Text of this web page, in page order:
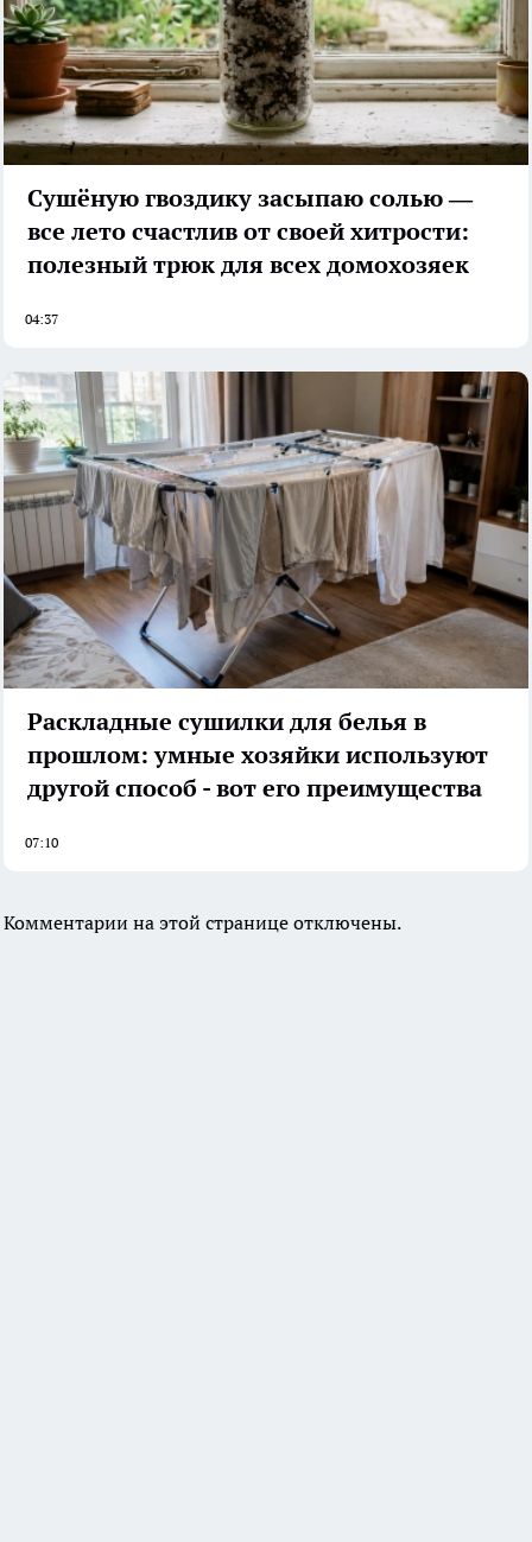
Сушёную гвоздику засыпаю солью —
все лето счастлив от своей хитрости:
полезный трюк для всех домохозяек
04:37
Раскладные сушилки для белья в
прошлом: умные хозяйки используют
другой способ - вот его преимущества
07:10
Комментарии на этой странице отключены.